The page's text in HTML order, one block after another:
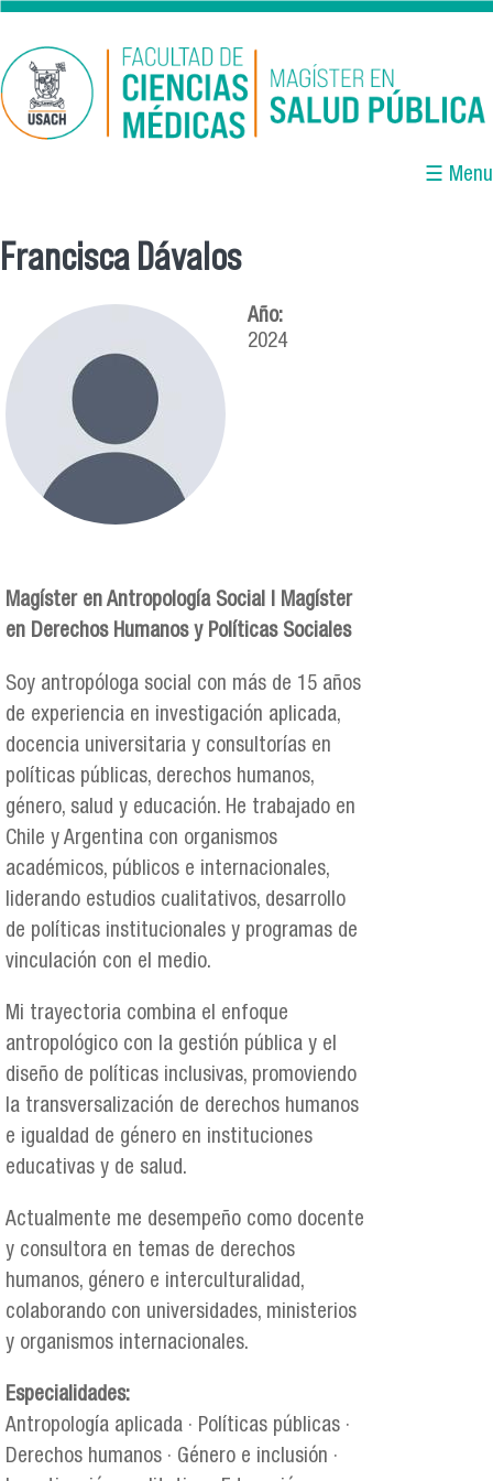
Pasar al contenido principal
☰ Menu
Francisca Dávalos
Magíster en Antropología Social | Magíster
en Derechos Humanos y Políticas Sociales
Soy antropóloga social con más de 15 años
de experiencia en investigación aplicada,
docencia universitaria y consultorías en
políticas públicas, derechos humanos,
género, salud y educación. He trabajado en
Chile y Argentina con organismos
académicos, públicos e internacionales,
liderando estudios cualitativos, desarrollo
de políticas institucionales y programas de
vinculación con el medio.
Mi trayectoria combina el enfoque
antropológico con la gestión pública y el
diseño de políticas inclusivas, promoviendo
la transversalización de derechos humanos
e igualdad de género en instituciones
educativas y de salud.
Actualmente me desempeño como docente
y consultora en temas de derechos
humanos, género e interculturalidad,
colaborando con universidades, ministerios
y organismos internacionales.
Especialidades:
Antropología aplicada · Políticas públicas ·
Derechos humanos · Género e inclusión ·
Año:
2024